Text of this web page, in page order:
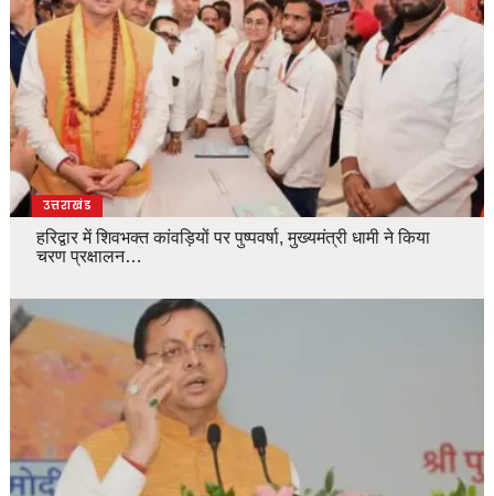
उत्तराखंड
हरिद्वार में शिवभक्त कांवड़ियों पर पुष्पवर्षा, मुख्यमंत्री धामी ने किया
चरण प्रक्षालन…